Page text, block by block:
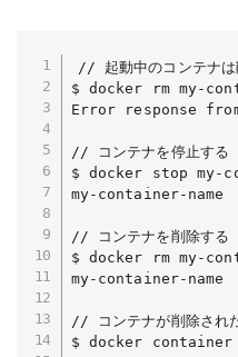
// 起動中のコンテナは
$ docker rm my-
Error response
// コンテナを停止する
$ docker stop my-
my-container-name
// コンテナを削除する
$ docker rm my-
my-container-name
// コンテナが削除され
$ docker